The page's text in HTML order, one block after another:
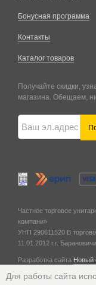
Бонусная программа
Контакты
Каталог товаров
Получайте скидки,
магазина. Обещаем,
Частное торговое
компани»
УНП 290611520 В
11.01.2012 г. г. Барановичи,
Разработка сайта Новый
Для работы сайта